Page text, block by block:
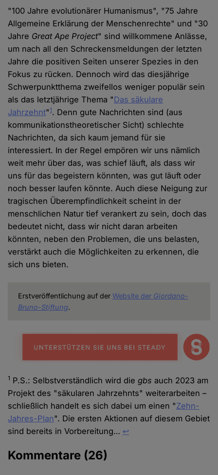
"100 Jahre evolutionärer Humanismus", "75 Jahre
Allgemeine Erklärung der Menschenrechte" und "30
Jahre Great Ape Project" sind willkommene Anlässe,
um nach all den Schreckensmeldungen der letzten
Jahre die positiven Seiten unserer Spezies in den
Fokus zu rücken. Dennoch wird das diesjährige
Schwerpunktthema zweifellos weniger populär sein
als das letztjährige Thema "Das säkulare
Jahrzehnt"1. Denn gute Nachrichten sind (aus
kommunikationstheoretischer Sicht) schlechte
Nachrichten, da sich kaum jemand für sie
interessiert. In der Regel empören wir uns nämlich
weit mehr über das, was schief läuft, als dass wir
uns für das begeistern könnten, was gut läuft oder
noch besser laufen könnte. Auch diese Neigung zur
tragischen Überempfindlichkeit scheint in der
menschlichen Natur tief verankert zu sein, doch das
bedeutet nicht, dass wir nicht daran arbeiten
könnten, neben den Problemen, die uns belasten,
verstärkt auch die Möglichkeiten zu erkennen, die
sich uns bieten.
Erstveröffentlichung auf der Website der Giordano-
Bruno-Stiftung.
1 P.S.: Selbstverständlich wird diegbsauch 2023 am
Projekt des "säkularen Jahrzehnts" weiterarbeiten –
schließlich handelt es sich dabei um einen "Zehn-
Jahres-Plan". Die ersten Aktionen auf diesem Gebiet
sind bereits in Vorbereitung… ↩︎
Kommentare (26)